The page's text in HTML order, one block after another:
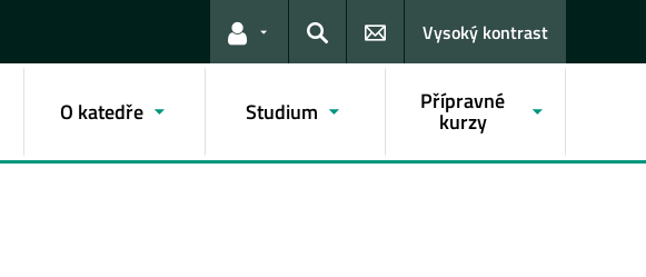
Odkazy pro uživatele
Hledat
Vysoký kontrast
O katedře Studium Přípravné
kurzy